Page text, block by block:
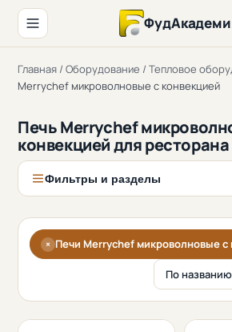
Главная / Оборудование / Тепловое
Merrychef микроволновые с конвекцией
Печь Merrychef
конвекцией для ресторана
Фильтры и разделы
× Печи Merrychef микроволновые с